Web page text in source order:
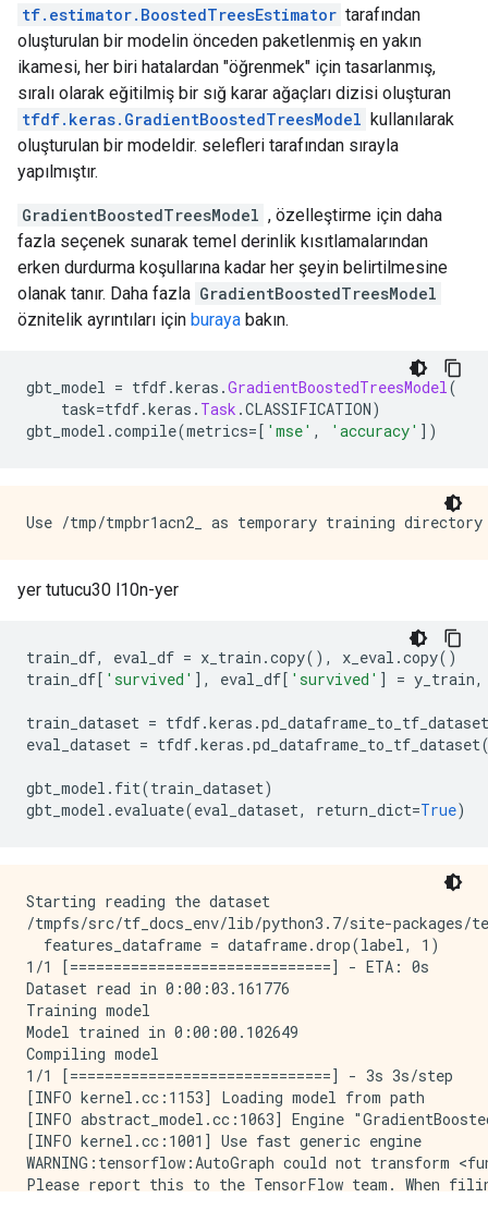
tf.estimator.BoostedTreesEstimator tarafından
oluşturulan bir modelin önceden paketlenmiş en yakın
ikamesi, her biri hatalardan "öğrenmek" için tasarlanmış,
sıralı olarak eğitilmiş bir sığ karar ağaçları dizisi oluşturan
tfdf.keras.GradientBoostedTreesModel kullanılarak
oluşturulan bir modeldir. selefleri tarafından sırayla
yapılmıştır.
GradientBoostedTreesModel , özelleştirme için daha
fazla seçenek sunarak temel derinlik kısıtlamalarından
erken durdurma koşullarına kadar her şeyin belirtilmesine
olanak tanır. Daha fazla GradientBoostedTreesModel
öznitelik ayrıntıları için buraya bakın.
gbt_model = tfdf.keras .GradientBoostedTreesModel(
task=tfdf.keras . Task .CLASSIFICATION)
gbt_model .compile(metrics=[ 'mse' , 'accuracy' ])
yer tutucu30 l10n-yer
train_df, eval_df = x_train .copy(), x_eval .copy()
train_df[ 'survived' ], eval_df[ 'survived' ] = y_train,
train_dataset = tfdf.keras .pd_dataframe_to_tf_dataset
eval_dataset = tfdf.keras .pd_dataframe_to_tf_dataset
gbt_model . fit(train_dataset)
gbt_model . evaluate(eval_dataset, return_dict=True)
Starting reading the dataset
/tmpfs/src/tf_docs_env/lib/python3.7/site-packages/
  features_dataframe = dataframe.drop(label, 1)
1/1 [==============================] - ETA: 0s
Dataset read in 0:00:03.161776
Training model
Model trained in 0:00:00.102649
Compiling model
1/1 [==============================] - 3s 3s/step
[INFO kernel.cc:1153] Loading model from path
[INFO abstract_model.cc:1063] Engine
[INFO kernel.cc:1001] Use fast generic engine
WARNING:tensorflow:AutoGraph could not transform
Please report this to the TensorFlow team. When